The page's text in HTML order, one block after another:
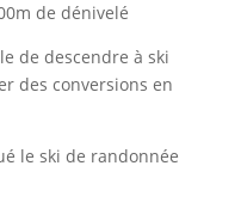
de dénivelé
de descendre à ski
des conversions en
le ski de randonnée